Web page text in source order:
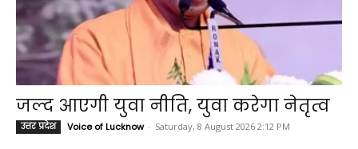
जल्द आएगी युवा नीति, युवा करेगा नेतृत्व
उत्तर प्रदेश Voice of Lucknow - Saturday, 8 August 2026 2:12 PM